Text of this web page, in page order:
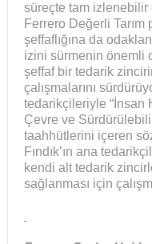
süreçte tam izlenebilir
Ferrero Değerli Tarım
şeffaflığına da
izini sürmenin önemli
şeffaf bir tedarik
çalışmalarını
tedarikçileriyle “İnsan
Çevre ve
taahhütlerini içeren
Fındık’ın ana
kendi alt tedarik
sağlanması için